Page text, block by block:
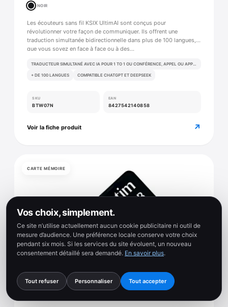
NOIR
Les écouteurs sans fil KSIX UltimAI sont conçus pour
révolutionner votre façon de communiquer. Ils offrent une
traduction simultanée bidirectionnelle dans plus de 100 langues,
que vous soyez en face à face ou à des…
TRADUCTEUR SIMULTANÉ AVEC IA POUR 1 TO 1 OU CONFÉRENCE, APPEL OU APPEL VIDÉO
+ DE 100 LANGUES COMPATIBLE CHATGPT ET DEEPSEEK
SKU
BTW07N
EAN
8427542140858
Voir la fiche produit ↗
CARTE MÉMOIRE
Vos choix, simplement.
Ce site n’utilise actuellement aucun cookie publicitaire ni outil de
mesure d’audience. Une préférence locale conserve votre choix
pendant six mois. Si les services du site évoluent, un nouveau
consentement détaillé sera demandé. En savoir plus.
Tout refuser Personnaliser Tout accepter